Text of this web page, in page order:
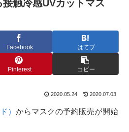
接触冷感UVカットマス
Facebook はてブ
Pinterest コピー
2020.05.24 2020.07.03
） からマスクの予約販売が開始